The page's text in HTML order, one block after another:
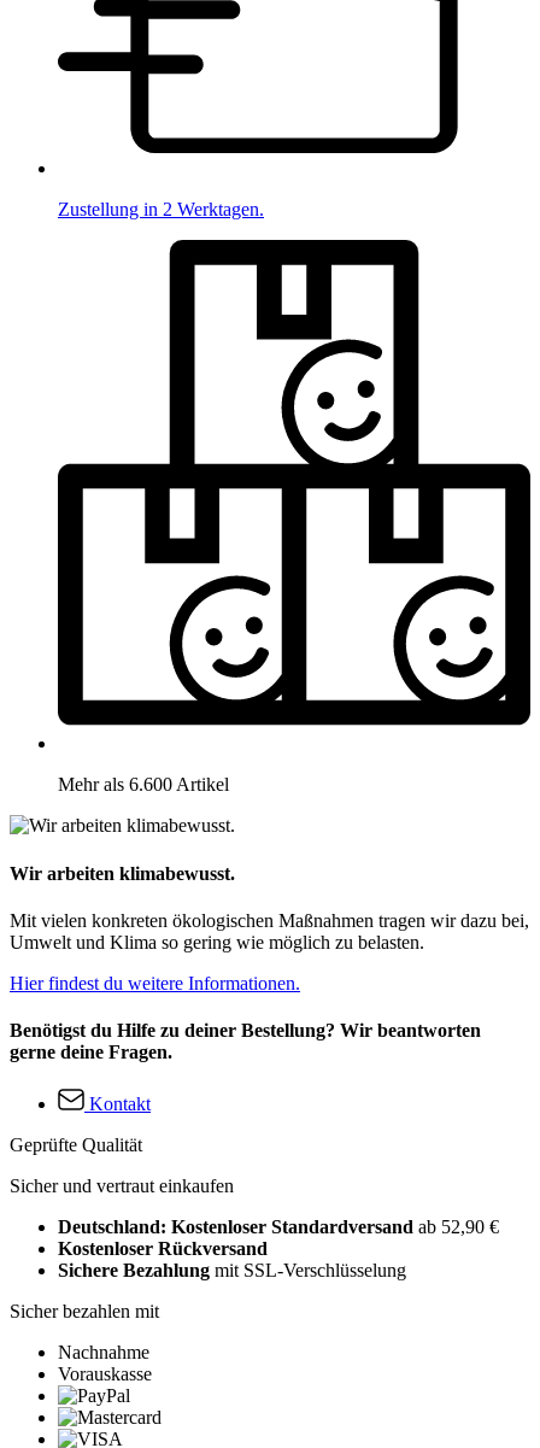
Zustellung in 2 Werktagen.
Mehr als 6.600 Artikel
Wir arbeiten klimabewusst.
Mit vielen konkreten ökologischen Maßnahmen tragen wir dazu bei,
Umwelt und Klima so gering wie möglich zu belasten.
Hier findest du weitere Informationen.
Benötigst du Hilfe zu deiner Bestellung? Wir beantworten
gerne deine Fragen.
Kontakt
Geprüfte Qualität
Sicher und vertraut einkaufen
Deutschland: Kostenloser Standardversand ab 52,90 €
Kostenloser Rückversand
Sichere Bezahlung mit SSL-Verschlüsselung
Sicher bezahlen mit
Nachnahme
Vorauskasse